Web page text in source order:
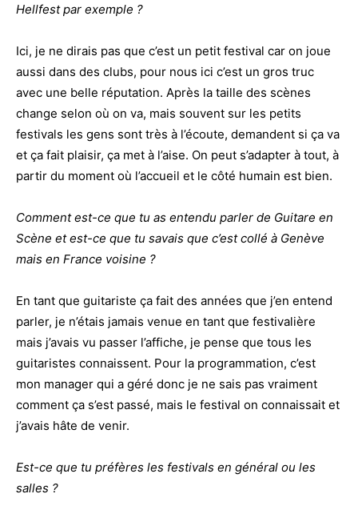
Hellfest par exemple ?
Ici, je ne dirais pas que c’est un petit festival car on joue
aussi dans des clubs, pour nous ici c’est un gros truc
avec une belle réputation. Après la taille des scènes
change selon où on va, mais souvent sur les petits
festivals les gens sont très à l’écoute, demandent si ça va
et ça fait plaisir, ça met à l’aise. On peut s’adapter à tout, à
partir du moment où l’accueil et le côté humain est bien.
Comment est-ce que tu as entendu parler de Guitare en
Scène et est-ce que tu savais que c’est collé à Genève
mais en France voisine ?
En tant que guitariste ça fait des années que j’en entend
parler, je n’étais jamais venue en tant que festivalière
mais j’avais vu passer l’affiche, je pense que tous les
guitaristes connaissent. Pour la programmation, c’est
mon manager qui a géré donc je ne sais pas vraiment
comment ça s’est passé, mais le festival on connaissait et
j’avais hâte de venir.
Est-ce que tu préfères les festivals en général ou les
salles ?